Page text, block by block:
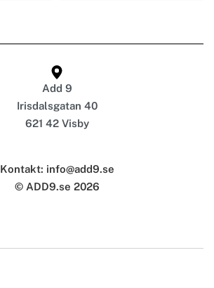
Add 9
Irisdalsgatan 40
621 42 Visby
Kontakt: info@add9.se
© ADD9.se 2026